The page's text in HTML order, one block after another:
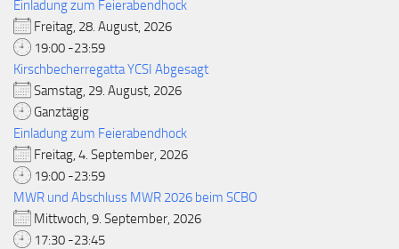
Einladung zum Feierabendhock
Freitag, 28. August, 2026
19:00 -23:59
Kirschbecherregatta YCSI Abgesagt
Samstag, 29. August, 2026
Ganztägig
Einladung zum Feierabendhock
Freitag, 4. September, 2026
19:00 -23:59
MWR und Abschluss MWR 2026 beim SCBO
Mittwoch, 9. September, 2026
17:30 -23:45